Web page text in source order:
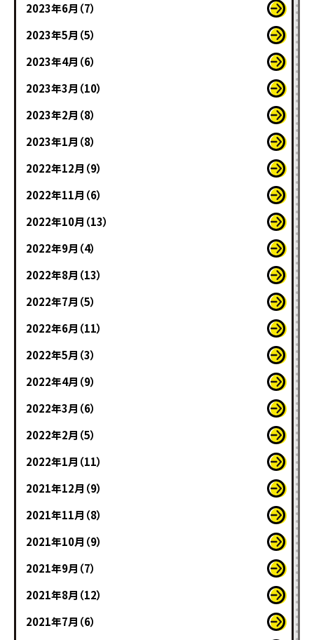
2023年6月（7）
2023年5月（5）
2023年4月（6）
2023年3月（10）
2023年2月（8）
2023年1月（8）
2022年12月（9）
2022年11月（6）
2022年10月（13）
2022年9月（4）
2022年8月（13）
2022年7月（5）
2022年6月（11）
2022年5月（3）
2022年4月（9）
2022年3月（6）
2022年2月（5）
2022年1月（11）
2021年12月（9）
2021年11月（8）
2021年10月（9）
2021年9月（7）
2021年8月（12）
2021年7月（6）